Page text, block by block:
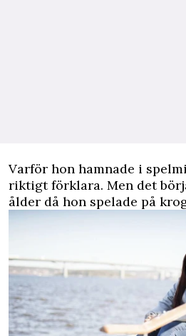
Varför hon hamnade i
riktigt förklara. Men det
ålder då hon spelade på